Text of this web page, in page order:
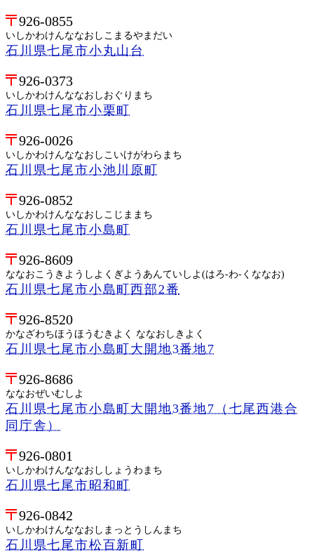
926-0855
いしかわけんななおしこまるやまだい
石川県七尾市小丸山台
926-0373
いしかわけんななおしおぐりまち
石川県七尾市小栗町
926-0026
いしかわけんななおしこいけがわらまち
石川県七尾市小池川原町
926-0852
いしかわけんななおしこじままち
石川県七尾市小島町
926-8609
ななおこうきようしよくぎようあんていしよ(はろ-わ-くななお)
石川県七尾市小島町西部2番
926-8520
かなざわちほうほうむきよく ななおしきよく
石川県七尾市小島町大開地3番地7
926-8686
ななおぜいむしよ
石川県七尾市小島町大開地3番地7（七尾西港合
同庁舎）
926-0801
いしかわけんななおししょうわまち
石川県七尾市昭和町
926-0842
いしかわけんななおしまっとうしんまち
石川県七尾市松百新町